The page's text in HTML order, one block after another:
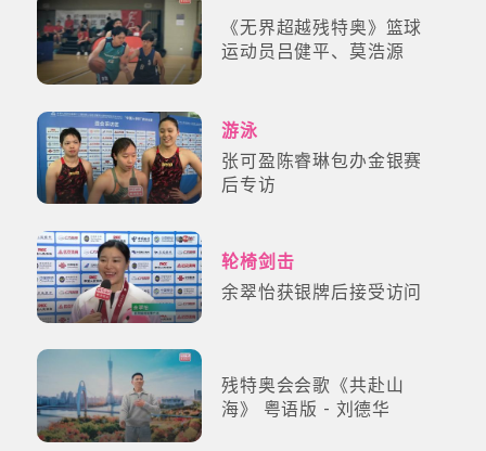
《无界超越残特奥》篮球
运动员吕健平、莫浩源
游泳
张可盈陈睿琳包办金银赛
后专访
轮椅剑击
余翠怡获银牌后接受访问
残特奥会会歌《共赴山
海》 粤语版 - 刘德华